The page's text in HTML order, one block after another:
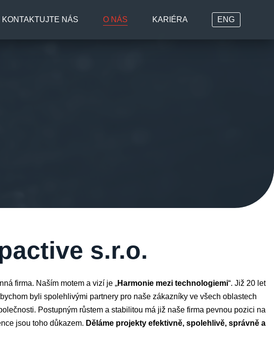
KONTAKTUJTE NÁS O NÁS KARIÉRA ENG
s.r.o.
firma. Naším motem a vizí je „Harmonie mezi technologiemi“. Již 20 let
byli spolehlivými partnery pro naše zákazníky ve všech oblastech
Postupným růstem a stabilitou má již naše firma pevnou pozici na
jsou toho důkazem. Děláme projekty efektivně, spolehlivě, správně a